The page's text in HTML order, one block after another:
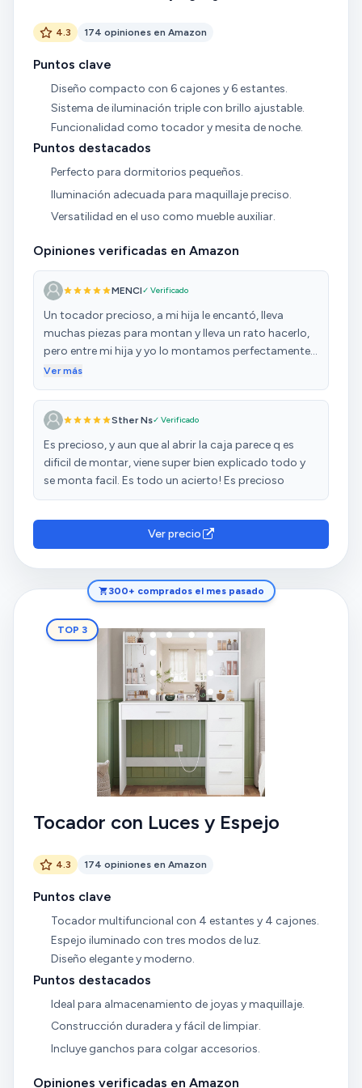
4.3 174 opiniones en Amazon
Puntos clave
Diseño compacto con 6 cajones y 6 estantes.
Sistema de iluminación triple con brillo ajustable.
Funcionalidad como tocador y mesita de noche.
Puntos destacados
Perfecto para dormitorios pequeños.
Iluminación adecuada para maquillaje preciso.
Versatilidad en el uso como mueble auxiliar.
Opiniones verificadas en Amazon
MENCI✓ Verificado
Un tocador precioso, a mi hija le encantó, lleva
muchas piezas para montan y lleva un rato hacerlo,
pero entre mi hija y yo lo montamos perfectamente
sin problemas, lleva instrucciones muy detalladas de
precioso, llegó un día antes de lo indicado
Ver más
Sther Ns✓ Verificado
Es precioso, y aun que al abrir la caja parece q es
dificil de montar, viene super bien explicado todo y
se monta facil. Es todo un acierto! Es precioso
Ver precio
300+ comprados el mes pasado
TOP 3
Tocador con Luces y Espejo
4.3 174 opiniones en Amazon
Puntos clave
Tocador multifuncional con 4 estantes y 4 cajones.
Espejo iluminado con tres modos de luz.
Diseño elegante y moderno.
Puntos destacados
Ideal para almacenamiento de joyas y maquillaje.
Construcción duradera y fácil de limpiar.
Incluye ganchos para colgar accesorios.
Opiniones verificadas en Amazon